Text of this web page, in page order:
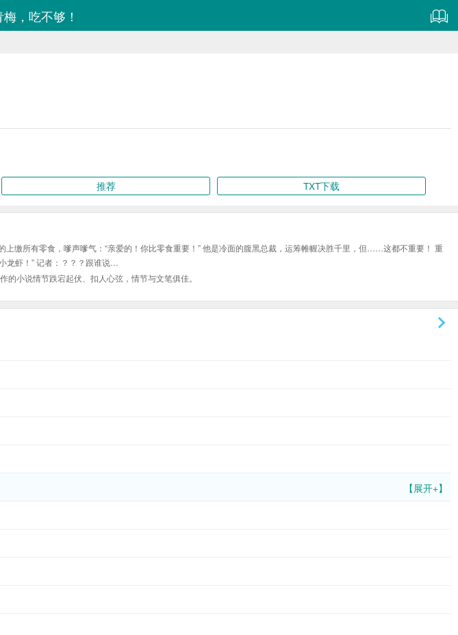
，吃不够！
推荐 TXT下载
上缴所有零食，嗲声嗲气：“亲爱的！你比零食重要！” 他是冷面的腹黑总裁，运筹帷幄决胜千里，但……这都不重要！ 重
虾！” 记者：？？？跟谁说…
的小说情节跌宕起伏、扣人心弦，情节与文笔俱佳。
【展开+】